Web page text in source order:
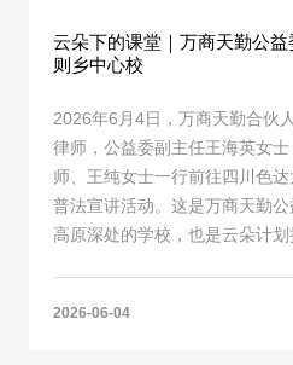
云朵下的课堂｜万商天勤公
则乡中心校
2026年6月4日，万商天勤合伙
律师，公益委副主任王海英女
师、王纯女士一行前往四川色
普法宣讲活动。这是万商天勤
高原深处的学校，也是云朵计
2026-06-04